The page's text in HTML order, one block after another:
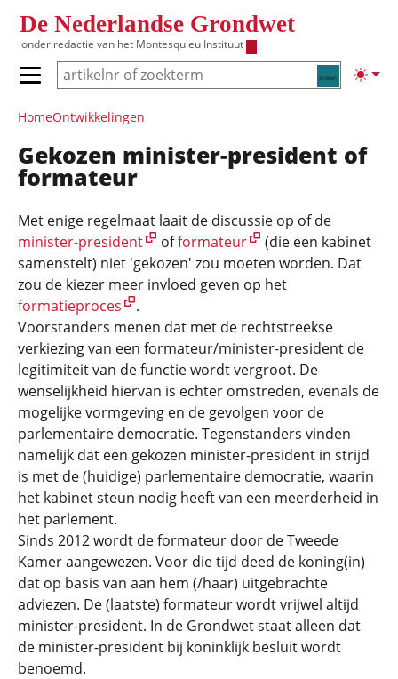
De Nederlandse Grondwet
onder redactie van het Montesquieu Instituut
Zoeken
Primair menu tonen/verbergen
Hoofdnavigatie
HomeOntwikke­lingen
Gekozen minister-president of
formateur
Met enige regelmaat laait de discussie op of de
minister-president
offormateur
(die een kabinet
samenstelt) niet 'gekozen' zou moeten worden. Dat
zou de kiezer meer invloed geven op het
formatieproces
.
Voorstanders menen dat met de rechtstreekse
verkiezing van een formateur/minister-president de
legitimiteit van de functie wordt vergroot. De
wenselijkheid hiervan is echter omstreden, evenals de
mogelijke vormgeving en de gevolgen voor de
parlementaire democratie. Tegenstanders vinden
namelijk dat een gekozen minister-president in strijd
is met de (huidige) parlementaire democratie, waarin
het kabinet steun nodig heeft van een meerderheid in
het parlement.
Sinds 2012 wordt de formateur door de Tweede
Kamer aangewezen. Voor die tijd deed de koning(in)
dat op basis van aan hem (/haar) uitgebrachte
adviezen. De (laatste) formateur wordt vrijwel altijd
minister-president. In de Grondwet staat alleen dat
de minister-president bij koninklijk besluit wordt
benoemd.